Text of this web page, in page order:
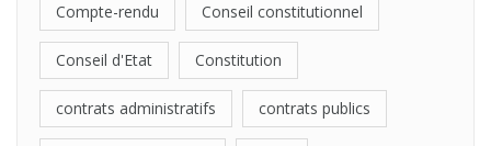
Compte-rendu Conseil constitutionnel
Conseil d'Etat Constitution
contrats administratifs contrats publics